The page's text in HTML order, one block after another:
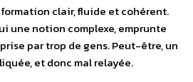
clair, fluide et cohérent.
une notion complexe, emprunte
par trop de gens. Peut-être, un
et donc mal relayée.